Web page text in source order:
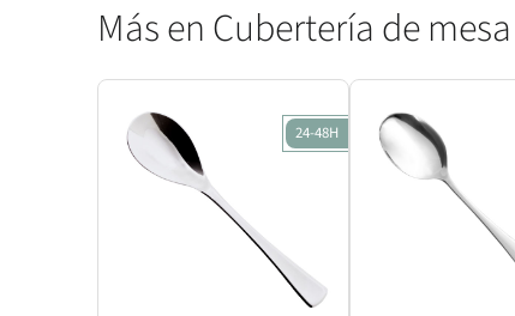
Más en Cubertería de mesa
24-48H